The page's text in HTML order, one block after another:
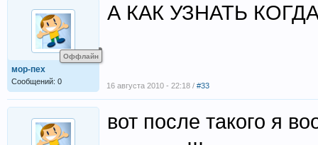
Оффлайн
мор-пех
Сообщений: 0
А КАК УЗНАТЬ
16 августа 2010 - 22:18 / #33
вот после такого я